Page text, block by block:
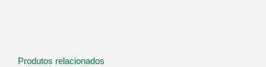
Produtos relacionados